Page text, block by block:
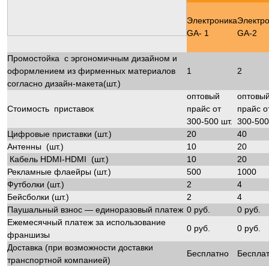
Электроника
GA- 1
GA-2
Промостойка с эргономичным дизайном и
оформлением из фирменных материалов
согласно дизайн-макета(шт.)
1 2
Стоимость приставок
оптовый
прайс от
300-500 шт.
прайс
300-
Цифровые приставки (шт.)
20
40
Антенны (шт.)
10
20
Кабель HDMI-HDMI (шт.)
10
20
Рекламные флаейры (шт.)
500
1000
Футболки (шт.)
2
4
Бейсболки (шт.)
2
4
Паушальный взнос — единоразовый платеж 0 руб.
0 руб.
Ежемесячный платеж за использование
франшизы
0 руб.
0 руб.
Доставка (при возможности доставки
транспортной компанией)
Бесплатно